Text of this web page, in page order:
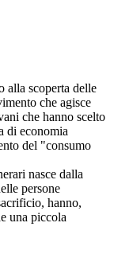
alla scoperta delle
che agisce
che hanno scelto
di economia
del "consumo
nasce dalla
persone
hanno,
una piccola